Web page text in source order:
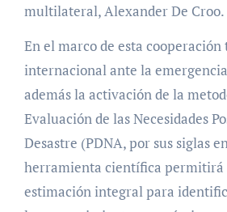
multilateral, Alexander De Croo.
En el marco de esta cooperación
internacional ante la
además la activación de la
Evaluación de las Necesidades
Desastre (PDNA, por sus siglas
herramienta científica permitirá
estimación integral para